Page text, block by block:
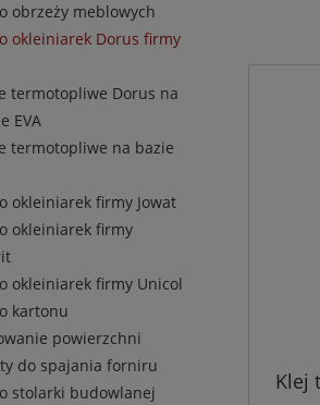
obrzeży meblowych
okleiniarek Dorus firmy
termotopliwe Dorus na
EVA
termotopliwe na bazie
okleiniarek firmy Jowat
okleiniarek firmy
okleiniarek firmy Unicol
kartonu
powierzchni
do spajania forniru
stolarki budowlanej
Klej